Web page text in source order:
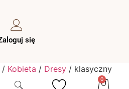
się
0
/ Kobieta / Dresy / klasyczny